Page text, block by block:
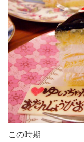
この時期